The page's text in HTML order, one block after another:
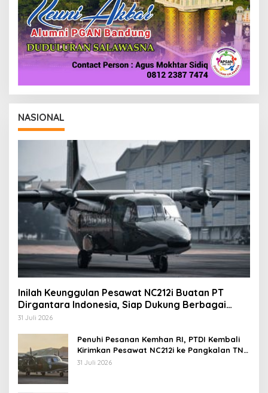
NASIONAL
Inilah Keunggulan Pesawat NC212i Buatan PT
Dirgantara Indonesia, Siap Dukung Berbagai
Operasi TNI
31 Juli 2026
Penuhi Pesanan Kemhan RI, PTDI Kembali
Kirimkan Pesawat NC212i ke Pangkalan TNI
AU
31 Juli 2026